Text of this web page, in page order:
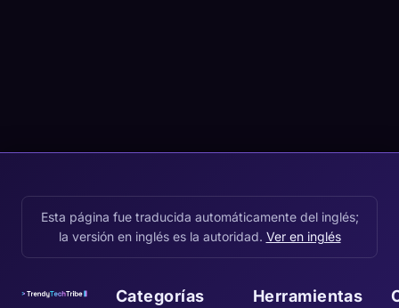
Esta página fue traducida automáticamente del inglés;
la versión en inglés es la autoridad. Ver en inglés
Categorías Herramientas